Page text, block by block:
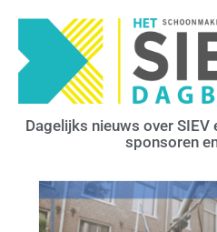
Dagelijks nieuws over SIEV
sponsoren